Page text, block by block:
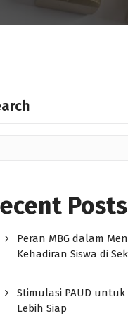
Posts
Peran MBG dalam
Kehadiran Siswa di
Stimulasi PAUD untuk
Lebih Siap